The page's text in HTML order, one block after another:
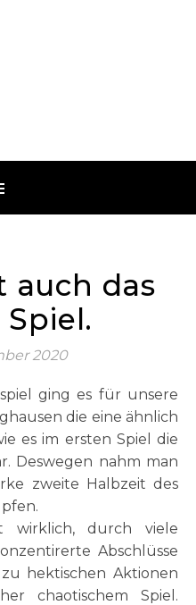
auch das
2020
die eine ähnlich
es im ersten Spiel die
Deswegen nahm man
zweite Halbzeit des
wirklich, durch viele
Abschlüsse
hektischen Aktionen
chaotischem Spiel.